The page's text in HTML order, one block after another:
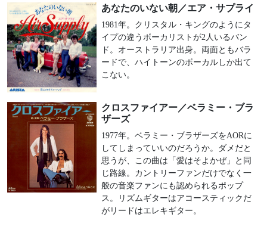
あなたのいない朝／エア・サプライ
1981年。クリスタル・キングのようにタ
イプの違うボーカリストが2人いるバン
ド。オーストラリア出身。両面ともバラ
ードで、ハイトーンのボーカルしか出て
こない。
クロスファイアー／ベラミー・ブラ
ザーズ
1977年。ベラミー・ブラザーズをAORに
してしまっていいのだろうか。ダメだと
思うが、この曲は「愛はそよかぜ」と同
じ路線。カントリーファンだけでなく一
般の音楽ファンにも認められるポップ
ス。リズムギターはアコースティックだ
がリードはエレキギター。